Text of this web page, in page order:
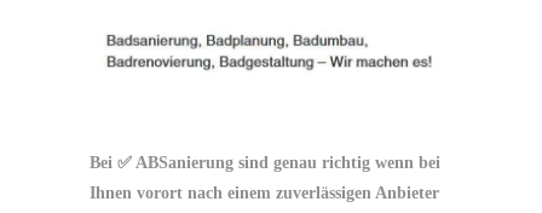
Bei ✅ ABSanierung sind genau richtig wenn bei
Ihnen vorort nach einem zuverlässigen Anbieter